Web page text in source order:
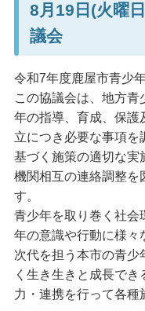
8月19日(火曜
議会
令和7年度鹿屋市青少
この協議会は、地方
年の指導、育成、保護
立につき必要な事項を
基づく施策の適切な実
機関相互の連絡調整を
す。
青少年を取り巻く社会
年の意識や行動に様々
次代を担う本市の青少
く生き生きと成長で
力・連携を行って各種